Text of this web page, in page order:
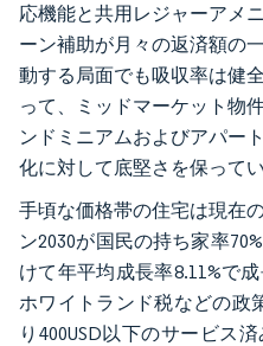
応機能と共用レジャーアメ
ーン補助が月々の返済額の
動する局面でも吸収率は健
って、ミッドマーケット物
ンドミニアムおよびアパー
化に対して底堅さを保ってい
手頃な価格帯の住宅は現在
ン2030が国民の持ち家率
けて年平均成長率8.11%で
ホワイトランド税などの政
り400USD以下のサービス